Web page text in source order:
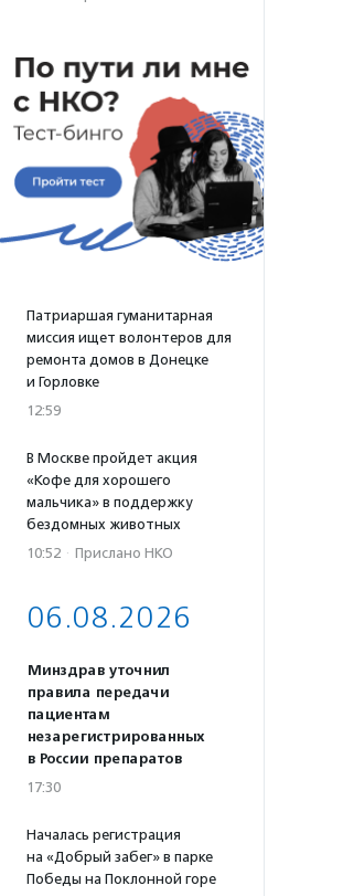
Патриаршая гуманитарная
миссия ищет волонтеров для
ремонта домов в Донецке
и Горловке
12:59
В Москве пройдет акция
«Кофе для хорошего
мальчика» в поддержку
бездомных животных
10:52 · Прислано НКО
06.08.2026
Минздрав уточнил
правила передачи
пациентам
незарегистрированных
в России препаратов
17:30
Началась регистрация
на «Добрый забег» в парке
Победы на Поклонной горе